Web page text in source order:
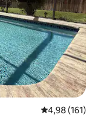
4,98 de uma
4,98 (161)